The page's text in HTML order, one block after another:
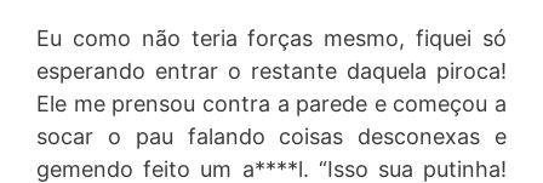
Eu como não teria forças mesmo, fiquei só
esperando entrar o restante daquela piroca!
Ele me prensou contra a parede e começou a
socar o pau falando coisas desconexas e
gemendo feito um a****l. “Isso sua putinha!